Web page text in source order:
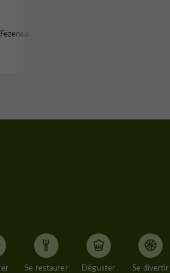
Se restaurer Déguster Se divertir